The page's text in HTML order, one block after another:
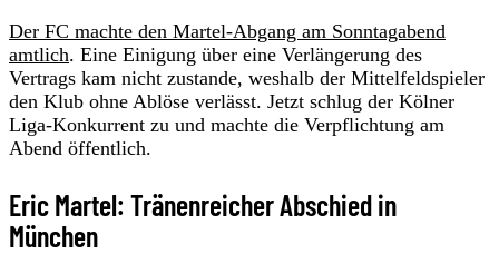
Der FC machte den Martel-Abgang am Sonntagabend
amtlich. Eine Einigung über eine Verlängerung des
Vertrags kam nicht zustande, weshalb der Mittelfeldspieler
den Klub ohne Ablöse verlässt. Jetzt schlug der Kölner
Liga-Konkurrent zu und machte die Verpflichtung am
Abend öffentlich.
Eric Martel: Tränenreicher Abschied in
München